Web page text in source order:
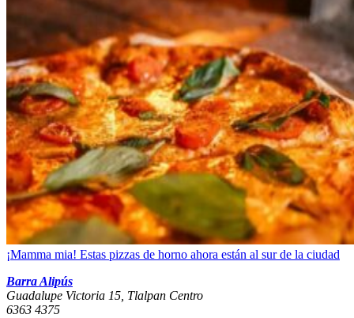
¡Mamma mia! Estas pizzas de horno ahora están al sur de la ciudad
Barra Alipús
Guadalupe Victoria 15, Tlalpan Centro
6363 4375